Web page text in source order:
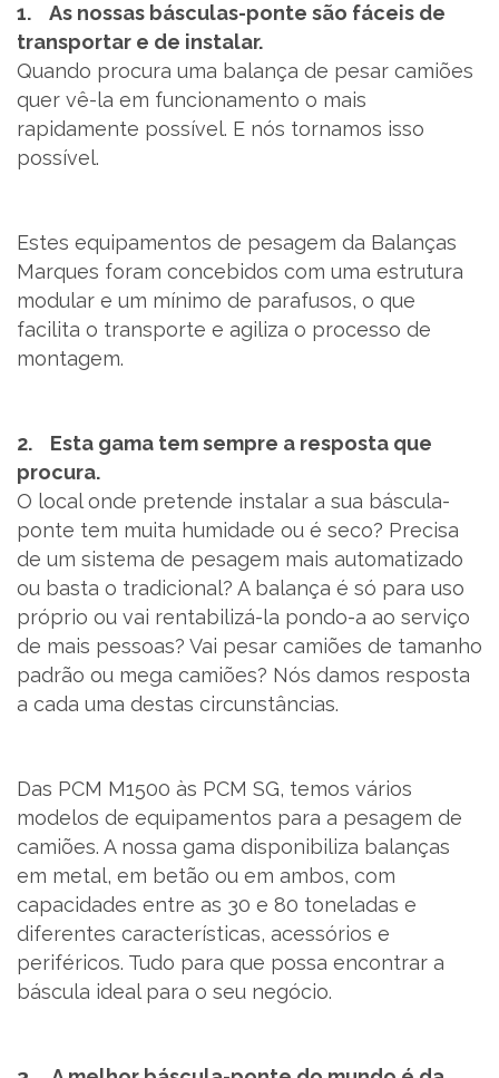
1. As nossas básculas-ponte são fáceis de
transportar e de instalar.
Quando procura uma balança de pesar camiões
quer vê-la em funcionamento o mais
rapidamente possível. E nós tornamos isso
possível.
Estes equipamentos de pesagem da Balanças
Marques foram concebidos com uma estrutura
modular e um mínimo de parafusos, o que
facilita o transporte e agiliza o processo de
montagem.
2. Esta gama tem sempre a resposta que
procura.
O local onde pretende instalar a sua báscula-
ponte tem muita humidade ou é seco? Precisa
de um sistema de pesagem mais automatizado
ou basta o tradicional? A balança é só para uso
próprio ou vai rentabilizá-la pondo-a ao serviço
de mais pessoas? Vai pesar camiões de tamanho
padrão ou mega camiões? Nós damos resposta
a cada uma destas circunstâncias.
Das PCM M1500 às PCM SG, temos vários
modelos de equipamentos para a pesagem de
camiões. A nossa gama disponibiliza balanças
em metal, em betão ou em ambos, com
capacidades entre as 30 e 80 toneladas e
diferentes características, acessórios e
periféricos. Tudo para que possa encontrar a
báscula ideal para o seu negócio.